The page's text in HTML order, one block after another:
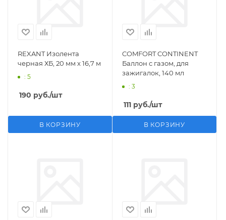
REXANT Изолента
черная ХБ, 20 мм х 16,7 м
: 5
190 руб./шт
В КОРЗИНУ
COMFORT CONTINENT
Баллон с газом, для
зажигалок, 140 мл
: 3
111 руб./шт
В КОРЗИНУ